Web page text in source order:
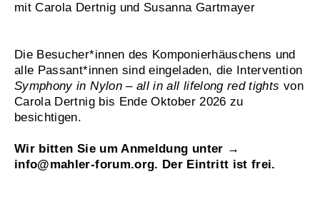
mit Carola Dertnig und Susanna Gartmayer
Die Besucher*innen des Komponierhäuschens und
alle Passant*innen sind eingeladen, die Intervention
Symphony in Nylon – all in all lifelong red tights von
Carola Dertnig bis Ende Oktober 2026 zu
besichtigen.
Wir bitten Sie um Anmeldung unter →
info@mahler-forum.org. Der Eintritt ist frei.